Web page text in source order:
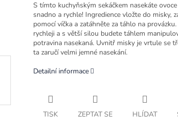
S tímto kuchyňským sekáčkem nasekáte
snadno a rychle! Ingredience vložte do misky,
pomocí víčka a zatáhněte za táhlo na
rychleji a s větší silou budete táhlem
potravina nasekaná. Uvnitř misky je vrtule se
ta zaručí velmi jemné nasekání.
Detailní informace
TISK ZEPTAT SE HLÍDAT